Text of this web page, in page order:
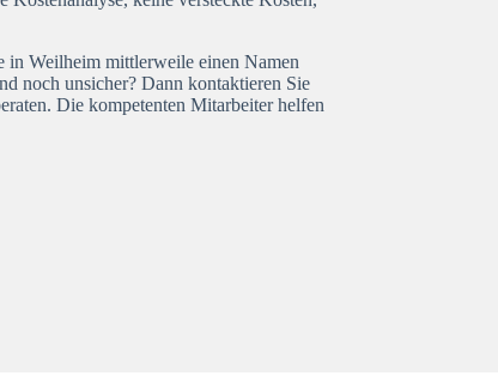
in Weilheim mittlerweile einen Namen
noch unsicher? Dann kontaktieren Sie
Die kompetenten Mitarbeiter helfen